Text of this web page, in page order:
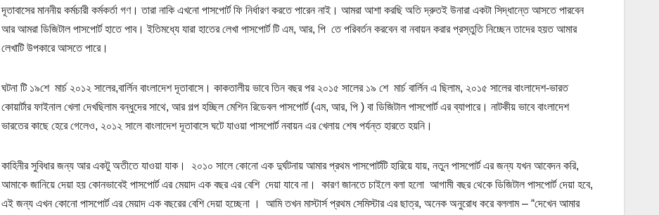
দূতাবাসের মাননীয় কর্মচারী কর্মকর্তা গণ। তারা নাকি এখনো পাসপোর্ট ফি নির্ধারণ করতে পারেন নাই। আমরা আশা করছি অতি দ্রুতই উনারা একটা সিদ্ধান্তে আসতে পারবেন
আর আমরা ডিজিটাল পাসপোর্ট হাতে পাব। ইতিমধ্যে যারা হাতের লেখা পাসপোর্ট টি এম, আর, পি তে পরিবর্তন করবেন বা নবায়ন করার প্রস্তুতি নিচ্ছেন তাদের হয়ত আমার
লেখাটি উপকারে আসতে পারে।
ঘটনা টি ১৯শে মার্চ ২০১২ সালের,বার্লিন বাংলাদেশ দূতাবাসে। কাকতালীয় ভাবে তিন বছর পর ২০১৫ সালের ১৯ শে মার্চ বার্লিন এ ছিলাম, ২০১৫ সালের বাংলাদেশ-ভারত
কোয়ার্টার ফাইনাল খেলা দেখছিলাম বন্ধুদের সাথে, আর গল্প হচ্ছিল মেশিন রিডেবল পাসপোর্ট (এম, আর, পি ) বা ডিজিটাল পাসপোর্ট এর ব্যাপারে। নাটকীয় ভাবে বাংলাদেশ
ভারতের কাছে হেরে গেলেও, ২০১২ সালে বাংলাদেশ দূতাবাসে ঘটে যাওয়া পাসপোর্ট নবায়ন এর খেলায় শেষ পর্যন্ত হারতে হয়নি।
কাহিনীর সুবিধার জন্য আর একটু অতীতে যাওয়া যাক। ২০১০ সালে কোনো এক দুর্ঘটনায় আমার প্রথম পাসপোর্টটি হারিয়ে যায়, নতুন পাসপোর্ট এর জন্য যখন আবেদন করি,
আমাকে জানিয়ে দেয়া হয় কোনভাবেই পাসপোর্ট এর মেয়াদ এক বছর এর বেশি দেয়া যাবে না। কারণ জানতে চাইলে বলা হলো আগামী বছর থেকে ডিজিটাল পাসপোর্ট দেয়া হবে,
এই জন্য এখন কোনো পাসপোর্ট এর মেয়াদ এক বছরের বেশি দেয়া হচ্ছেনা । আমি তখন মাস্টার্স প্রথম সেমিস্টার এর ছাত্র, অনেক অনুরোধ করে বললাম – “দেখেন আমার